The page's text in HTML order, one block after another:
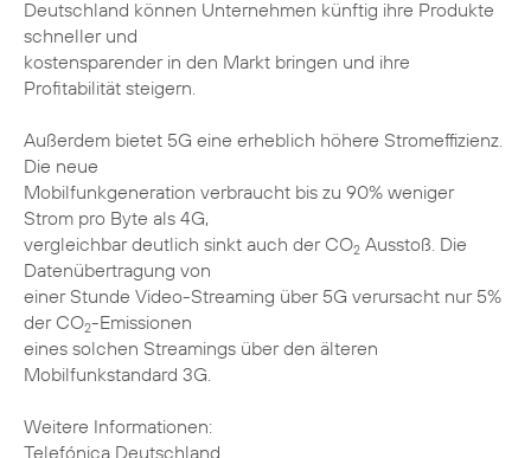
Deutschland können Unternehmen künftig ihre Produkte
schneller und
kostensparender in den Markt bringen und ihre
Profitabilität steigern.
Außerdem bietet 5G eine erheblich höhere Stromeffizienz.
Die neue
Mobilfunkgeneration verbraucht bis zu 90% weniger
Strom pro Byte als 4G,
vergleichbar deutlich sinkt auch der CO2 Ausstoß. Die
Datenübertragung von
einer Stunde Video-Streaming über 5G verursacht nur 5%
der CO2-Emissionen
eines solchen Streamings über den älteren
Mobilfunkstandard 3G.
Weitere Informationen:
Telefónica Deutschland